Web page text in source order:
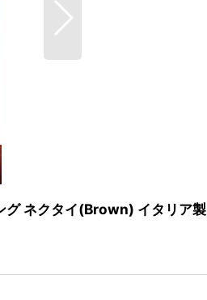
グ ネクタイ(Brown) イタリア製